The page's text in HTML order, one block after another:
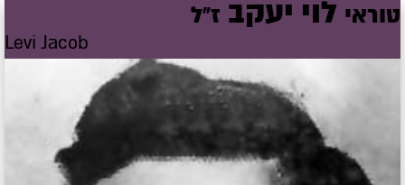
טוראי לוי יעקב ז"ל
Levi Jacob